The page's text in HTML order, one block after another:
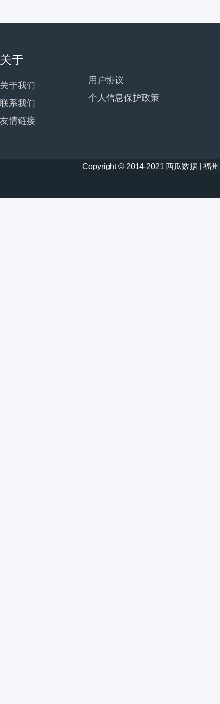
关于
关于我们
联系我们
友情链接
用户协议
个人信息保护政策
Copyright © 2014-2021 西瓜数据 | 福